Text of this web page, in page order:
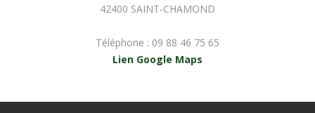
42400 SAINT-CHAMOND
Téléphone : 09 88 46 75 65
Lien Google Maps